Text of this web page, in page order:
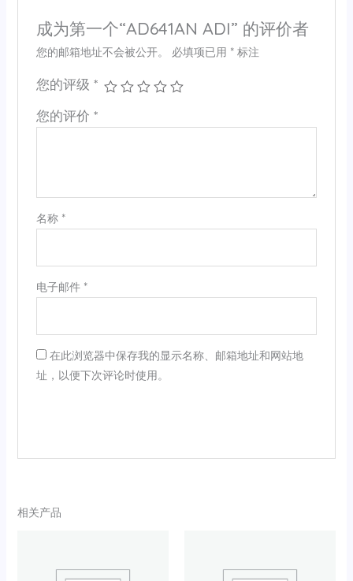
成为第一个“AD641AN ADI” 的评价者
您的邮箱地址不会被公开。 必填项已用 *标注
您的评级 *
您的评价 *
名称 *
电子邮件 *
在此浏览器中保存我的显示名称、邮箱地址和网站地
址，以便下次评论时使用。
相关产品